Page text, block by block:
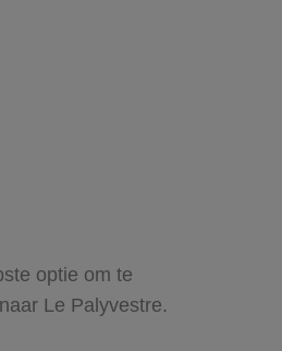
optie om te
Le Palyvestre.